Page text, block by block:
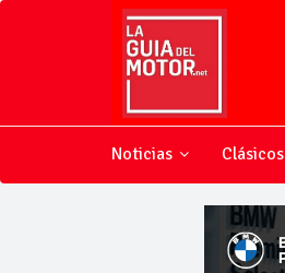
Noticias Clásicos